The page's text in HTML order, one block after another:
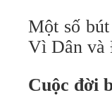
Một số
Vì Dân và
Cuộc đời